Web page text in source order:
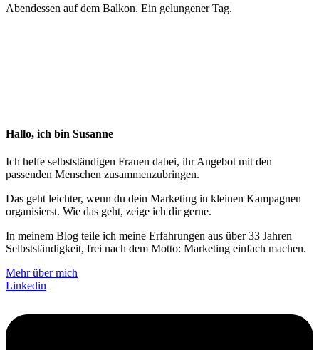
Abendessen auf dem Balkon. Ein gelungener Tag.
Hallo, ich bin Susanne
Ich helfe selbstständigen Frauen dabei, ihr Angebot mit den
passenden Menschen zusammen­zu­bringen.
Das geht leichter, wenn du dein Marketing in kleinen Kampagnen
organisierst. Wie das geht, zeige ich dir gerne.
In meinem Blog teile ich meine Erfahrungen aus über 33 Jahren
Selbstständigkeit, frei nach dem Motto: Marketing einfach machen.
Mehr über mich
Linkedin